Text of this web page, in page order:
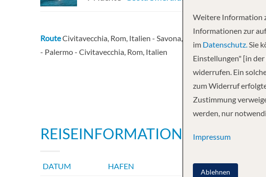
RouteCivitavecchia, Rom, Italien - Savona, Italien - Marseille,
- Palermo - Civitavecchia, Rom, Italien
REISEINFORMATIONEN
DATUM HAFEN INFO
Weitere Information
Informationen zur
im Datenschutz.Sie
Einstellungen" [in
widerrufen. Ein
zum Widerruf
Zustimmung
werden, nur
Impressum
Ablehnen